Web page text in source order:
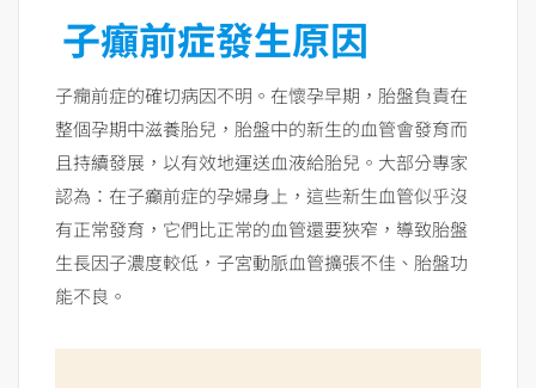
子癲前症發生原因
子癇前症的確切病因不明。在懷孕早期，胎盤負責在
整個孕期中滋養胎兒，胎盤中的新生的血管會發育而
且持續發展，以有效地運送血液給胎兒。大部分專家
認為：在子癲前症的孕婦身上，這些新生血管似乎沒
有正常發育，它們比正常的血管還要狹窄，導致胎盤
生長因子濃度較低，子宮動脈血管擴張不佳、胎盤功
能不良。